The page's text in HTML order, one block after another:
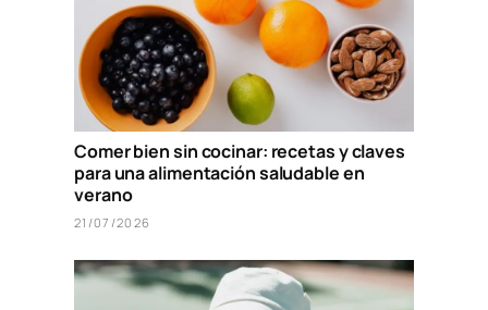
Comer bien sin cocinar: recetas y claves
para una alimentación saludable en
verano
21/07/2026